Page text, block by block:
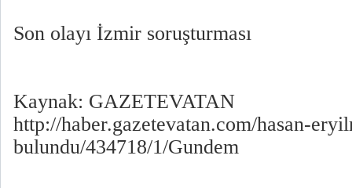
Son olayı İzmir soruşturması
Kaynak: GAZETEVATAN
http://haber.gazetevatan.com/hasan-
bulundu/434718/1/Gundem